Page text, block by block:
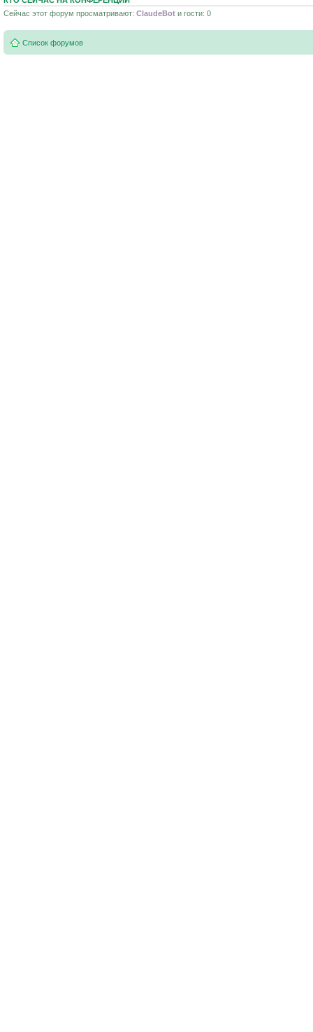
Сейчас этот форум просматривают: ClaudeBot и гости: 0
Список форумов